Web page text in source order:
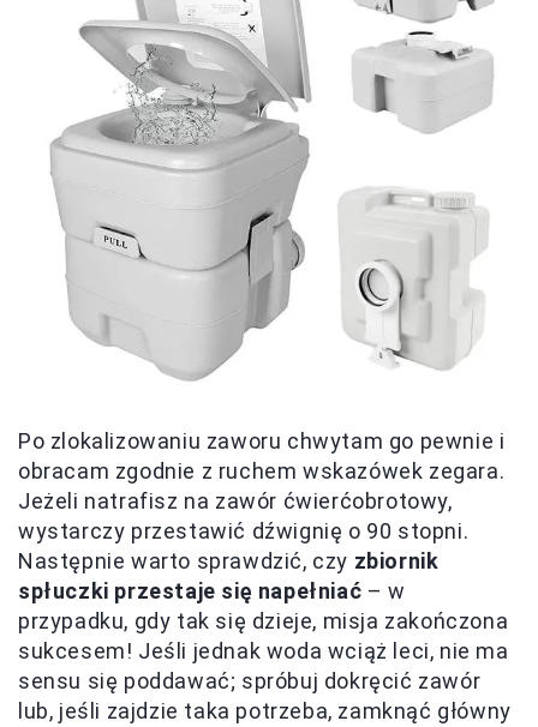
Po zlokalizowaniu zaworu chwytam go pewnie i
obracam zgodnie z ruchem wskazówek zegara.
Jeżeli natrafisz na zawór ćwierćobrotowy,
wystarczy przestawić dźwignię o 90 stopni.
Następnie warto sprawdzić, czy zbiornik
spłuczki przestaje się napełniać – w
przypadku, gdy tak się dzieje, misja zakończona
sukcesem! Jeśli jednak woda wciąż leci, nie ma
sensu się poddawać; spróbuj dokręcić zawór
lub, jeśli zajdzie taka potrzeba, zamknąć główny